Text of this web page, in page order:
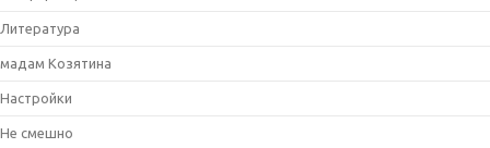
Литература
мадам Козятина
Настройки
Не смешно